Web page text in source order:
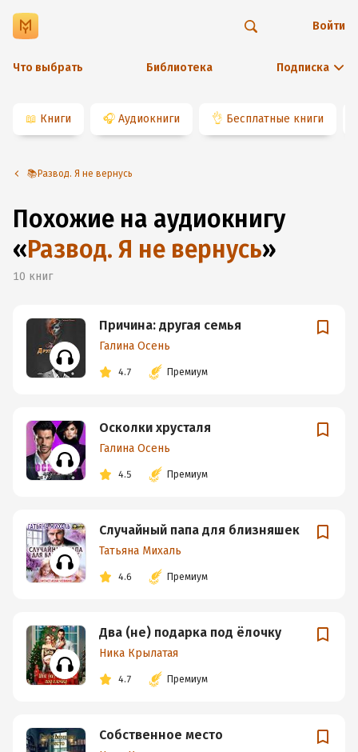
Что выбрать Библиотека Подписка
Войти
📖 Книги 🎧 Аудиокниги 👌 Бесплатные книги
📚Развод. Я не вернусь
Похожие на аудиокнигу
«Развод. Я не вернусь»
10 книг
Причина: другая семья
Галина Осень
4.7 Премиум
Осколки хрусталя
Галина Осень
4.5 Премиум
Случайный папа для близняшек
Татьяна Михаль
4.6 Премиум
Два (не) подарка под ёлочку
Ника Крылатая
4.7 Премиум
Собственное место